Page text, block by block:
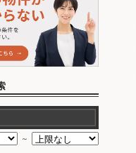
～